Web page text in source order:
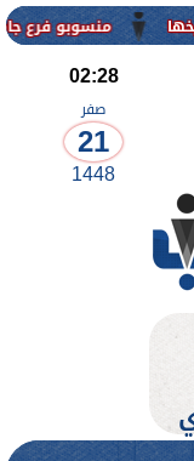
الأزهر للوجه
02:28
صفر
21
1448